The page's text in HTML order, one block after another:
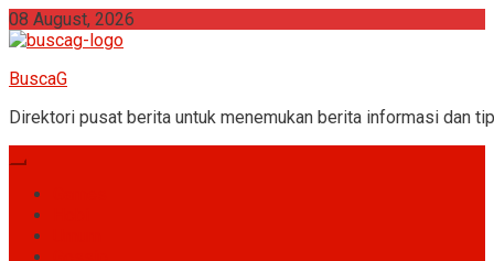
Skip
to
08 August, 2026
BuscaG
Direktori pusat berita untuk menemukan berita informasi dan